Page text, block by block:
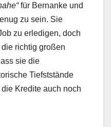
für Bernanke und
zu sein. Sie
zu erledigen, doch
richtig großen
sie die
Tiefststände
Kredite auch noch